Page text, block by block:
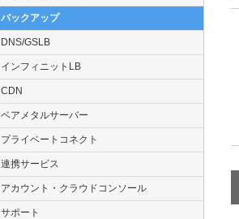
バックアップ
DNS/GSLB
インフィニットLB
CDN
ベアメタルサーバー
プライベートコネクト
連携サービス
アカウント・クラウドコンソール
サポート